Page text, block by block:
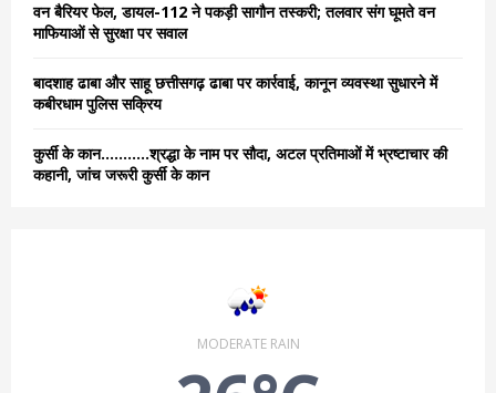
वन बैरियर फेल, डायल-112 ने पकड़ी सागौन तस्करी; तलवार संग घूमते वन
माफियाओं से सुरक्षा पर सवाल
बादशाह ढाबा और साहू छत्तीसगढ़ ढाबा पर कार्रवाई, कानून व्यवस्था सुधारने में
कबीरधाम पुलिस सक्रिय
कुर्सी के कान………..श्रद्धा के नाम पर सौदा, अटल प्रतिमाओं में भ्रष्टाचार की
कहानी, जांच जरूरी कुर्सी के कान
MODERATE RAIN